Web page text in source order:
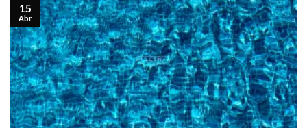
15
Abr